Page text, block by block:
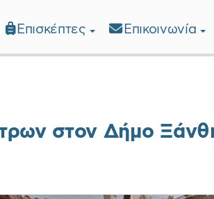
Επισκέπτες Επικοινωνία
στον Δήμο